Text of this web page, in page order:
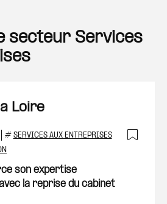
secteur Services
Loire
# SERVICES AUX ENTREPRISES
son expertise
la reprise du cabinet